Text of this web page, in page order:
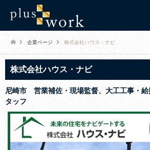
企業ページ 株式会社ハウス・ナビ
株式会社ハウス・ナビ
尼崎市 営業補佐・現場監督、大工工事・給
タッフ